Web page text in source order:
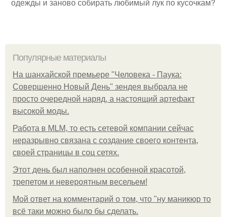
одежды и заново собирать любимый лук по кусочкам?
Популярные материалы
На шанхайской премьере "Человека - Паука:
Совершенно Новый День" зендея выбрала не
просто очередной наряд, а настоящий артефакт
высокой моды.
Работа в MLM, то есть сетевой компании сейчас
неразрывно связана с создание своего контента,
своей страницы в соц сетях.
Этот день был наполнен особенной красотой,
трепетом и невероятным весельем!
Мой ответ на комментарий о том, что "ну маникюр то
всё таки можно было бы сделать.